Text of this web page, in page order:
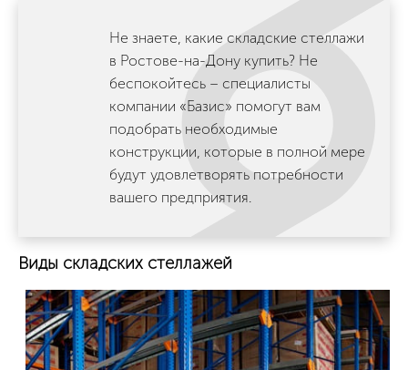
Не знаете, какие складские стеллажи
в Ростове-на-Дону купить? Не
беспокойтесь – специалисты
компании «Базис» помогут вам
подобрать необходимые
конструкции, которые в полной мере
будут удовлетворять потребности
вашего предприятия.
Виды складских стеллажей